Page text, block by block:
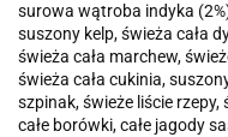
surowa wątroba indyka
suszony kelp, świeża cała
świeża cała marchew,
świeża cała cukinia,
szpinak, świeże liście rzepy,
całe borówki, całe jagody